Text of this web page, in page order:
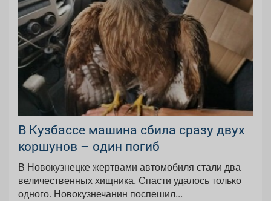
В Кузбассе машина сбила сразу двух
коршунов – один погиб
В Новокузнецке жертвами автомобиля стали два
величественных хищника. Спасти удалось только
одного. Новокузнечанин поспешил...